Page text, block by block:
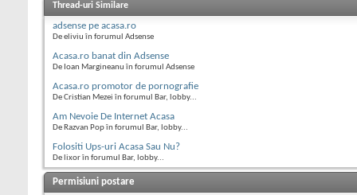
Thread-uri Similare
adsense pe acasa.ro
De eliviu în forumul Adsense
Acasa.ro banat din Adsense
De Ioan Margineanu în forumul Adsense
Acasa.ro promotor de pornografie
De Cristian Mezei în forumul Bar, lobby...
Am Nevoie De Internet Acasa
De Razvan Pop în forumul Bar, lobby...
Folositi Ups-uri Acasa Sau Nu?
De lixor în forumul Bar, lobby...
Permisiuni postare